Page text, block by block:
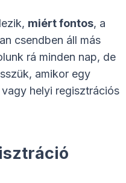
miért fontos, a
csendben áll más
rá minden nap, de
amikor egy
helyi regisztrációs